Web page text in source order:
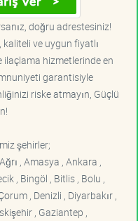
doğru adrestesiniz!
ve uygun fiyatlı
ilaçlama hizmetlerinde en
garantisiyle
riske atmayın, Güçlü
şehirler;
, Amasya , Ankara ,
, Bingöl , Bitlis , Bolu ,
, Denizli , Diyarbakır ,
, Gaziantep ,